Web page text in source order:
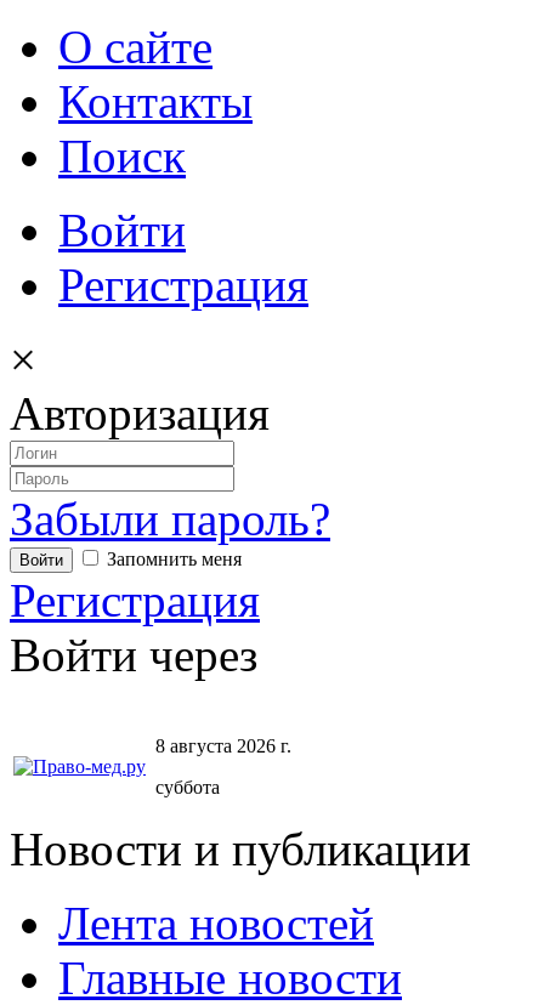
О сайте
Контакты
Поиск
Войти
Регистрация
×
Авторизация
Забыли пароль?
Запомнить меня
Регистрация
Войти через
8 августа 2026 г.
суббота
Новости и публикации
Лента новостей
Главные новости